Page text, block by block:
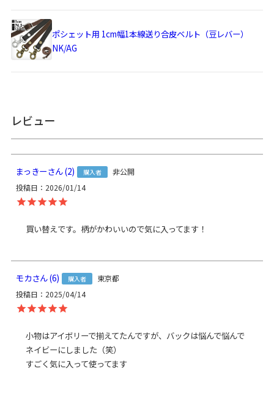
サイズ詳細
＜本体＞
外寸：高さ16.5cm、幅（最大）24cm、マチ3cm
ビニールポケット：高さ10.5cm、幅17.5cm
※商品サイズの表記はおおよその値となります。
※外寸は口金を含みます。
※内寸は口金を含みません。
使用可能なベ
ルト
・
ポシェット用 120cmショルダーチェーン - NK/GL/AG
・
・ポシェット用 1cm幅1本線送り合皮ベルト（豆レバー）
＜袋＞ 表地：8号帆布（綿100％）、裏地：綿100％
＜口金＞ 鉄（アンティークゴールド）
＜ベルト＞ 本体：合成皮革 金具：合金・鉄
お支払方法 クレジットカード
Amazon Pay／楽天ペイ／PayPay
ポシェット用 1cm幅1本線送り合皮ベルト（豆レバー）
NK/AG
レビュー
まっきー 2 購入者
非公開
投稿日
2026/01/14
買い替えです。柄がかわいいので気に入ってます！
モカ 6 購入者
東京都
投稿日
2025/04/14
小物はアイボリーで揃えてたんですが、バックは悩んで悩んで
ネイビーにしました（笑）
すごく気に入って使ってます